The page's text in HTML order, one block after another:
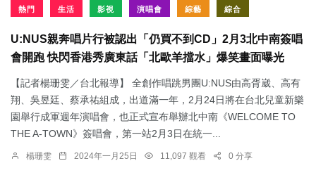
熱門 生活 影視 演唱會 綜藝 綜合
U:NUS親奔唱片行被認出「仍買不到CD」2月3北中南簽唱
會開跑 快閃香港秀廣東話「北歐羊擋水」爆笑畫面曝光
【記者楊珊雯／台北報導】 全創作唱跳男團U:NUS由高胥崴、高有
翔、吳昱廷、蔡承祐組成，出道滿一年，2月24日將在台北兒童新樂
園舉行成軍週年演唱會，也正式宣布舉辦北中南《WELCOME TO
THE A-TOWN》簽唱會，第一站2月3日在統一...
楊珊雯 2024年一月25日 11,097 觀看 0 分享